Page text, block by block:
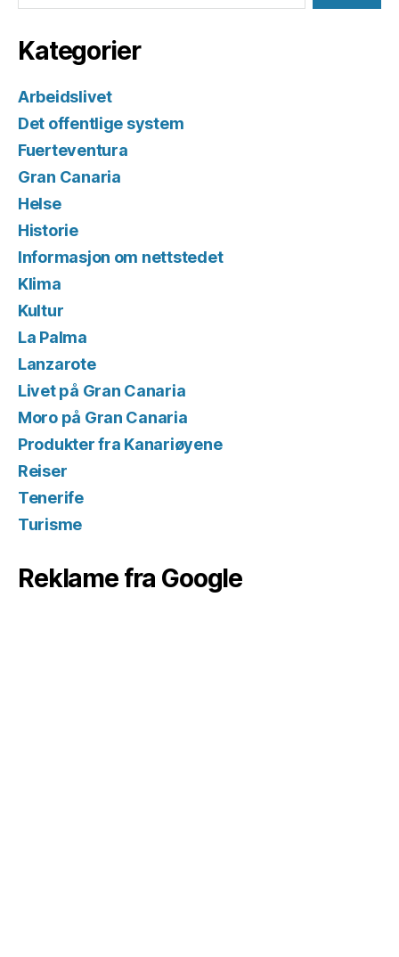
Kategorier
Arbeidslivet
Det offentlige system
Fuerteventura
Gran Canaria
Helse
Historie
Informasjon om nettstedet
Klima
Kultur
La Palma
Lanzarote
Livet på Gran Canaria
Moro på Gran Canaria
Produkter fra Kanariøyene
Reiser
Tenerife
Turisme
Reklame fra Google